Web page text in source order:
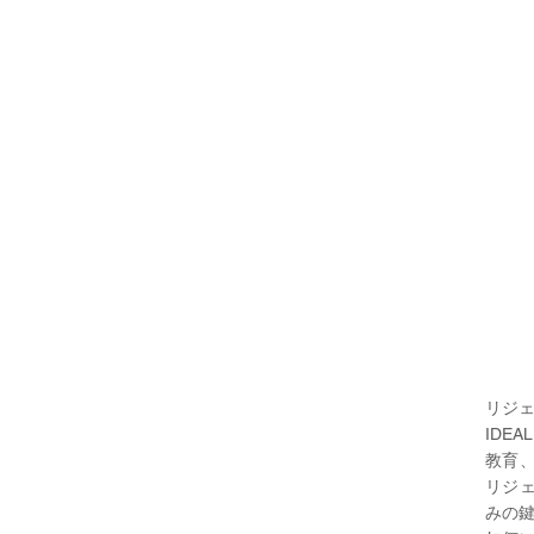
リジ
教育
リジ
みの